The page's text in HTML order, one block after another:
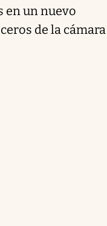
en un nuevo
de la cámara